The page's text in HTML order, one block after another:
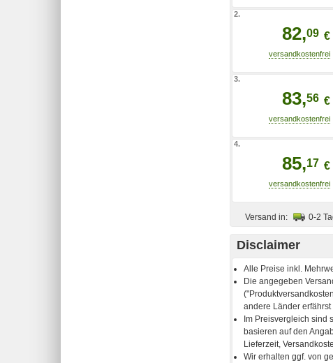
2.
82,09 €
3.
83,56 €
4.
85,17 €
Versand in: 0-2
Disclaimer